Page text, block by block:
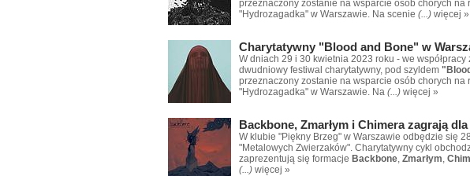
przeznaczony zostanie na wsparcie osób chorych
"Hydrozagadka" w Warszawie. Na scenie (...) więcej »
Charytatywny "Blood and Bone" w
W dniach 29 i 30 kwietnia 2023 roku - we
dwudniowy festiwal charytatywny, pod szyldem
przeznaczony zostanie na wsparcie osób chorych
"Hydrozagadka" w Warszawie. Na (...) więcej »
Backbone, Zmarłym i Chimera zagrają
W klubie "Piękny Brzeg" w Warszawie odbędzie się
"Metalowych Zwierzaków". Charytatywny cykl
zaprezentują się formacje Backbone, Zmarłym,
(...) więcej »